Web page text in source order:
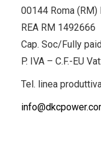
00144 Roma (RM)
REA RM 1492666
Cap. Soc/Fully
P. IVA – C.F.-EU
Tel. linea